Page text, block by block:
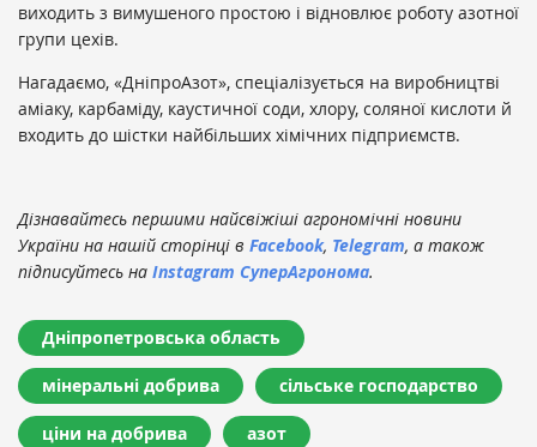
виходить з вимушеного простою і відновлює роботу азотної
групи цехів.
Нагадаємо, «ДніпроАзот», спеціалізується на виробництві
аміаку, карбаміду, каустичної соди, хлору, соляної кислоти й
входить до шістки найбільших хімічних підприємств.
Дізнавайтесь першими найсвіжіші агрономічні новини
України на нашій сторінці в Facebook, Telegram, а також
підписуйтесь на Instagram СуперАгронома.
Дніпропетровська область
мінеральні добрива сільське господарство
ціни на добрива азот